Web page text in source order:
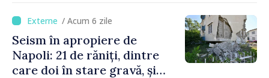
/ Acum 6 zile
Seism în apropiere de
Napoli: 21 de răniți, dintre
care doi în stare gravă, și